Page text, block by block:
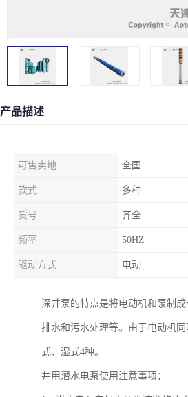
产品描述
可售卖地 全国
款式 多种
货号 齐全
频率 50HZ
驱动方式 电动
深井泵的特点是将电动机和泵制
排水和污水处理等。由于电动机
式、湿式4种。
井用潜水电泵使用注意事项：